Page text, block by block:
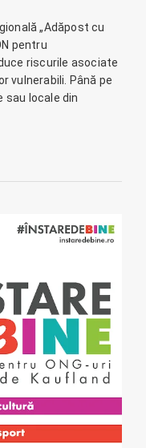
„Adăpost cu
pentru
riscurile asociate
vulnerabili. Până pe
sau locale din